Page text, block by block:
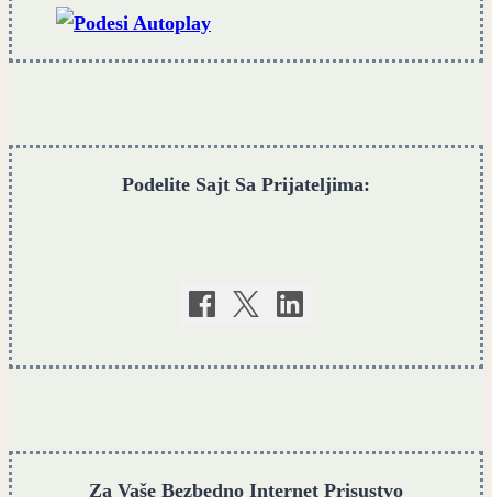
avgusta
Podelite Sajt Sa Prijateljima:
Za Vaše Bezbedno Internet Prisustvo